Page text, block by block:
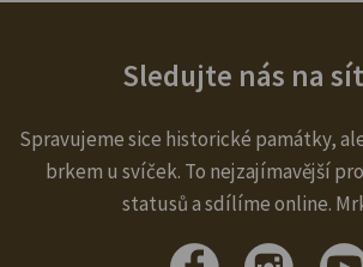
Sledujte nás na
Spravujeme sice historické památky,
brkem u svíček. To nejzajímavější
statusů a sdílíme online.